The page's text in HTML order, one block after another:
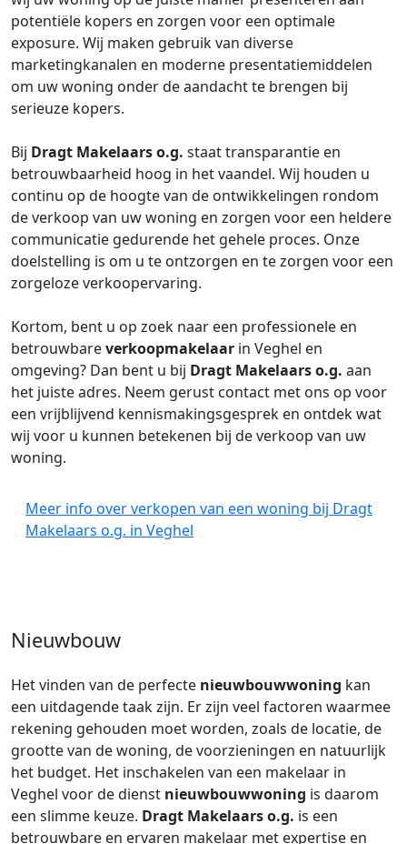
potentiële kopers en zorgen voor een optimale
exposure. Wij maken gebruik van diverse
marketingkanalen en moderne presentatiemiddelen
om uw woning onder de aandacht te brengen bij
serieuze kopers.
Bij Dragt Makelaars o.g. staat transparantie en
betrouwbaarheid hoog in het vaandel. Wij houden u
continu op de hoogte van de ontwikkelingen rondom
de verkoop van uw woning en zorgen voor een heldere
communicatie gedurende het gehele proces. Onze
doelstelling is om u te ontzorgen en te zorgen voor een
zorgeloze verkoopervaring.
Kortom, bent u op zoek naar een professionele en
betrouwbareverkoopmakelaar in Veghel en
omgeving? Dan bent u bij Dragt Makelaars o.g. aan
het juiste adres. Neem gerust contact met ons op voor
een vrijblijvend kennismakingsgesprek en ontdek wat
wij voor u kunnen betekenen bij de verkoop van uw
woning.
Meer info over verkopen van een woning bij Dragt
Makelaars o.g. in Veghel
Nieuwbouw
Het vinden van de perfecte nieuwbouwwoning kan
een uitdagende taak zijn. Er zijn veel factoren waarmee
rekening gehouden moet worden, zoals de locatie, de
grootte van de woning, de voorzieningen en natuurlijk
het budget. Het inschakelen van een makelaar in
Veghel voor de dienst nieuwbouwwoning is daarom
een slimme keuze. Dragt Makelaars o.g. is een
betrouwbare en ervaren makelaar met expertise en